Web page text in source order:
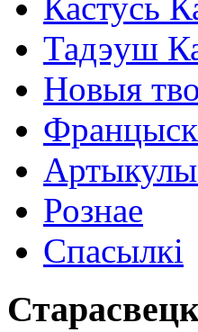
Кастусь
Тадэуш
Новыя
Рознае
Спасылкі